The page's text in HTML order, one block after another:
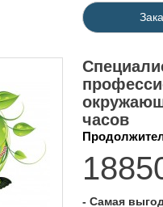
часов
- Самая